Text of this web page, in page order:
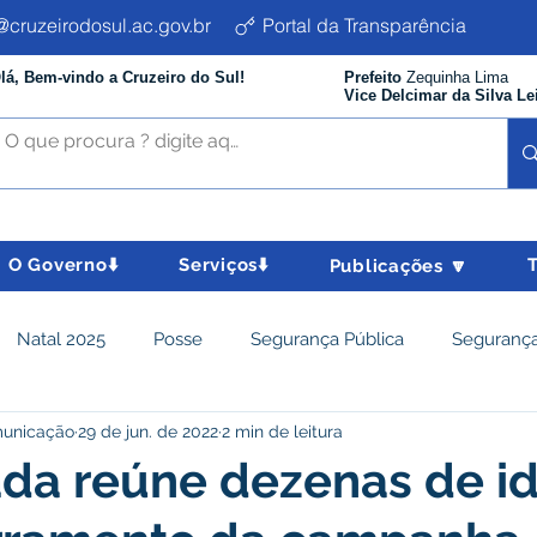
Portal da Transparência
Bem-vindo a Cruzeiro do Sul! Prefeito Zequinha Lima
Vice Delcimar da Silva
O Governo⬇️ Serviços⬇️ Publicações 🔽
Natal 2025 Posse Segurança Pública
Social e Cidadania Parcerias
e turismo Tributos Departamento de Limpeza
reúne dezenas de
29 de jun. de 20222 min de leitura